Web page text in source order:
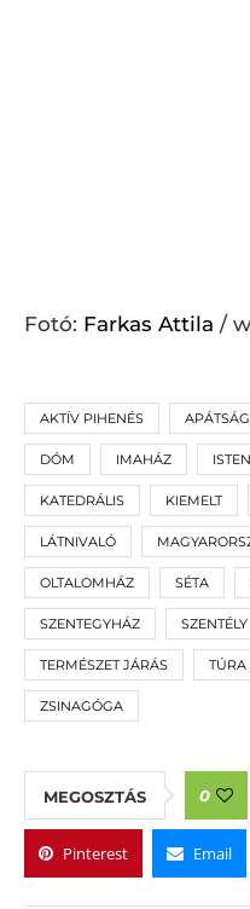
Fotó: Farkas Attila /
AKTÍV PIHENÉS APÁTSÁG
DÓM IMAHÁZ
KATEDRÁLIS KIEMELT
LÁTNIVALÓ
OLTALOMHÁZ SÉTA
SZENTEGYHÁZ SZENTÉLY
TERMÉSZET JÁRÁS TÚRA
ZSINAGÓGA
MEGOSZTÁS 0
Pinterest Email